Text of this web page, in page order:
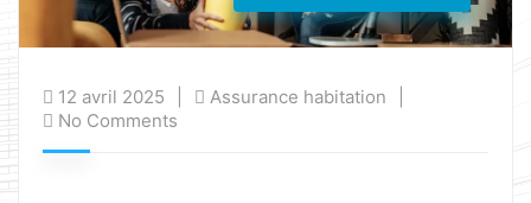
12 avril 2025
Assurance habitation
No Comments